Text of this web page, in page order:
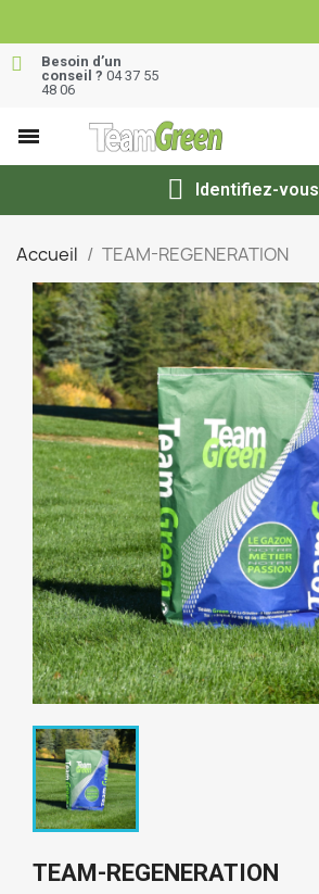
Besoin d’un
conseil ? 04 37 55
48 06
Identifiez-vous
Accueil TEAM-REGENERATION
TEAM-REGENERATION